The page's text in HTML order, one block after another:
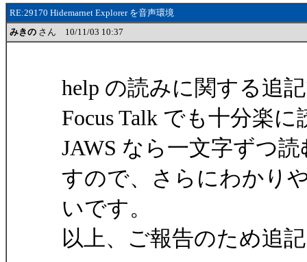
RE:29170 Hidemarnet Explorer を音声環境
みきの さん 10/11/03 10:37
help の読みに関する追
Focus Talk でも十分楽
JAWS なら一文字ずつ
すので、さらにわかり
いです。
以上、ご報告のため追